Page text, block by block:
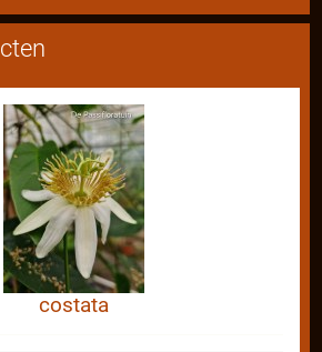
costata